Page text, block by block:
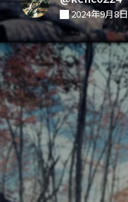
2024年9月8日